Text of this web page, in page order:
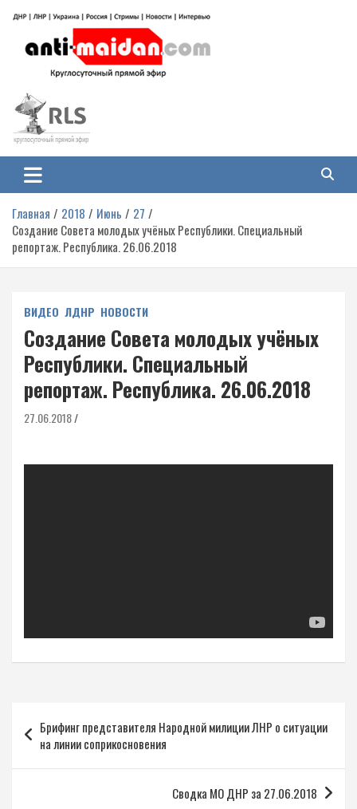
содержимому
Антимайдан: Гражданская война
на Украине
гражданской войне на Украине, включая события в Новороссии, ДНР,
ЛНР и других регионах.
Главная 2018 Июнь
27
Создание Совета молодых учёных Республики. Специальный
репортаж. Республика. 26.06.2018
ВИДЕО ЛДНР НОВОСТИ
Создание Совета молодых учёных
Республики. Специальный
репортаж. Республика. 26.06.2018
27.06.2018
по
записям
Брифинг представителя Народной милиции ЛНР о ситуации
на линии соприкосновения
Сводка МО ДНР за 27.06.2018